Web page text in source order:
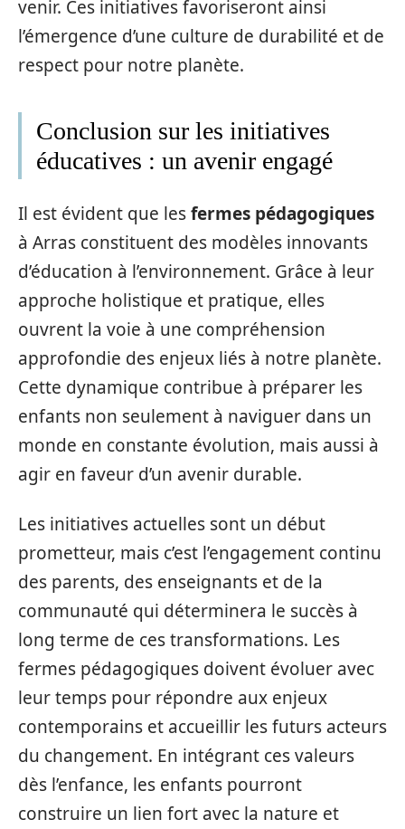
venir. Ces initiatives favoriseront ainsi
l’émergence d’une culture de durabilité et de
respect pour notre planète.
Conclusion sur les initiatives
éducatives : un avenir engagé
Il est évident que lesfermes pédagogiques
à Arras constituent des modèles innovants
d’éducation à l’environnement. Grâce à leur
approche holistique et pratique, elles
ouvrent la voie à une compréhension
approfondie des enjeux liés à notre planète.
Cette dynamique contribue à préparer les
enfants non seulement à naviguer dans un
monde en constante évolution, mais aussi à
agir en faveur d’un avenir durable.
Les initiatives actuelles sont un début
prometteur, mais c’est l’engagement continu
des parents, des enseignants et de la
communauté qui déterminera le succès à
long terme de ces transformations. Les
fermes pédagogiques doivent évoluer avec
leur temps pour répondre aux enjeux
contemporains et accueillir les futurs acteurs
du changement. En intégrant ces valeurs
dès l’enfance, les enfants pourront
construire un lien fort avec la nature et